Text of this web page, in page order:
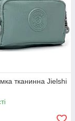
тканинна Jielshi